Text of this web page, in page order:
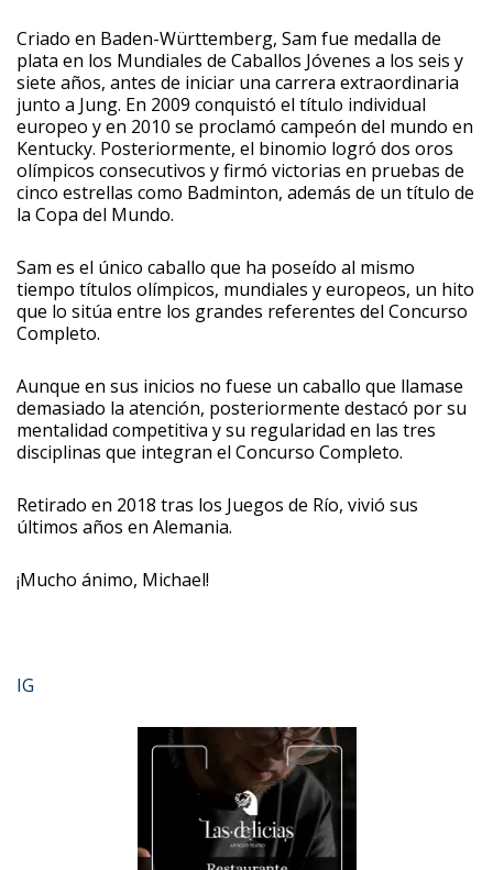
Criado en Baden-Württemberg, Sam fue medalla de
plata en los Mundiales de Caballos Jóvenes a los seis y
siete años, antes de iniciar una carrera extraordinaria
junto a Jung. En 2009 conquistó el título individual
europeo y en 2010 se proclamó campeón del mundo en
Kentucky. Posteriormente, el binomio logró dos oros
olímpicos consecutivos y firmó victorias en pruebas de
cinco estrellas como Badminton, además de un título de
la Copa del Mundo.
Sam es el único caballo que ha poseído al mismo
tiempo títulos olímpicos, mundiales y europeos, un hito
que lo sitúa entre los grandes referentes del Concurso
Completo.
Aunque en sus inicios no fuese un caballo que llamase
demasiado la atención, posteriormente destacó por su
mentalidad competitiva y su regularidad en las tres
disciplinas que integran el Concurso Completo.
Retirado en 2018 tras los Juegos de Río, vivió sus
últimos años en Alemania.
¡Mucho ánimo, Michael!
IG